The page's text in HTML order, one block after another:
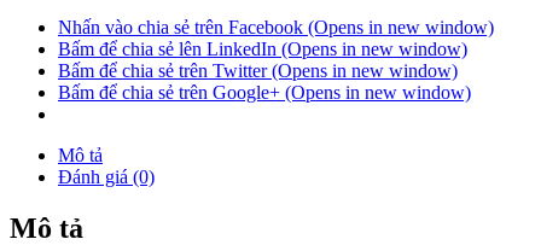
Nhấn vào chia sẻ trên Facebook (Opens in new window)
Bấm để chia sẻ lên LinkedIn (Opens in new window)
Bấm để chia sẻ trên Twitter (Opens in new window)
Bấm để chia sẻ trên Google+ (Opens in new window)
Mô tả
Đánh giá (0)
Mô tả